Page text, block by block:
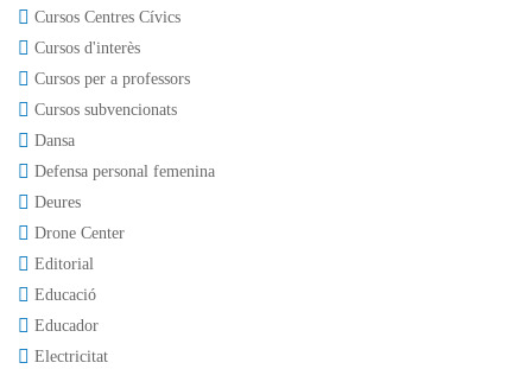
Cursos Centres Cívics
Cursos d'interès
Cursos per a professors
Cursos subvencionats
Dansa
Defensa personal femenina
Deures
Drone Center
Editorial
Educació
Educador
Electricitat